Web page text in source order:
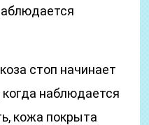
стоп начинает
когда наблюдается
кожа покрыта